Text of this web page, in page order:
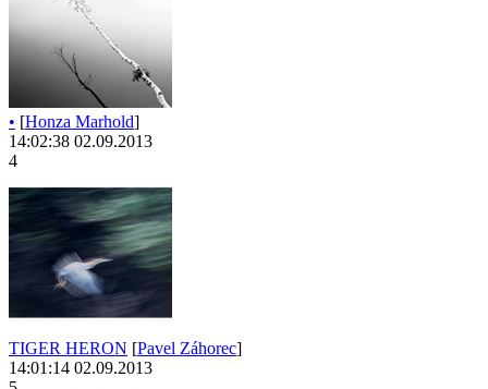
• [Honza Marhold]
14:02:38 02.09.2013
4
TIGER HERON [Pavel Záhorec]
14:01:14 02.09.2013